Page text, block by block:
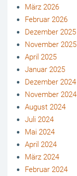
März 2026
Februar 2026
Dezember 2025
November 2025
April 2025
Januar 2025
Dezember 2024
November 2024
August 2024
Juli 2024
Mai 2024
April 2024
März 2024
Februar 2024